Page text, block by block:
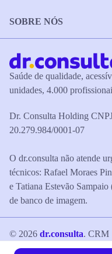
SOBRE NÓS
Saúde de qualidade,
unidades, 4.000
Dr. Consulta Holding
20.279.984/0001-07
O dr.consulta não atende
técnicos: Rafael Moraes
e Tatiana Estevão
de banco de imagem.
© 2026 dr.consulta. CRM
reservados.